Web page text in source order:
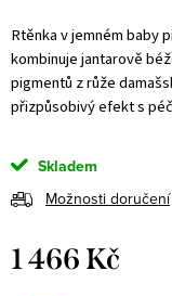
Rtěnka vjemném baby
kombinuje jantarově
pigmentů z růže
přizpůsobivý efekt s
Skladem
Možnosti doručení
1 466 Kč